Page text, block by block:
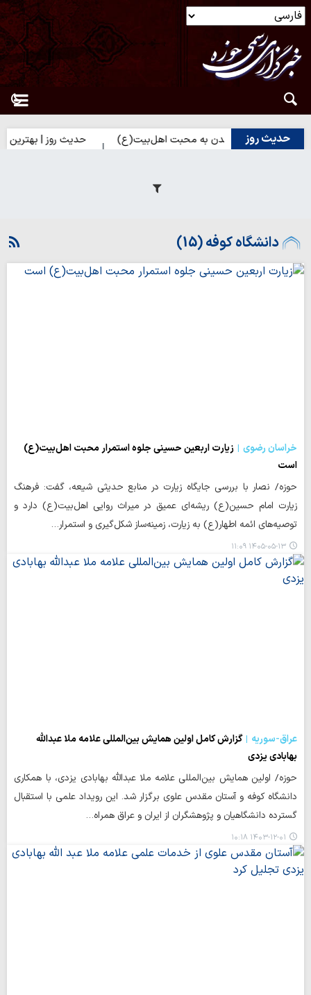
حدیث روز
| راه نزدیک شدن به محبت اهل‌بیت(ع) حدیث روز | بهترین
دانشگاه کوفه (15)
خراسان رضوی
زیارت اربعین حسینی جلوه استمرار محبت اهل‌بیت(ع)
است
حوزه/ نصار با بررسی جایگاه زیارت در منابع حدیثی شیعه، گفت: فرهنگ
زیارت امام حسین(ع) ریشه‌ای عمیق در میراث روایی اهل‌بیت(ع) دارد و
توصیه‌های ائمه اطهار(ع) به زیارت، زمینه‌ساز شکل‌گیری و استمرار…
۱۴۰۵-۰۵-۱۳ ۱۱:۰۹
عراق-سوریه
گزارش کامل اولین همایش بین‌المللی علامه ملا عبدالله
بهابادی یزدی
حوزه/ اولین همایش بین‌المللی علامه ملا عبدالله بهابادی یزدی، با همکاری
دانشگاه کوفه و آستان مقدس علوی برگزار شد. این رویداد علمی با استقبال
گسترده دانشگاهیان و پژوهشگران از ایران و عراق همراه…
۱۴۰۳-۱۲-۰۱ ۱۰:۱۸